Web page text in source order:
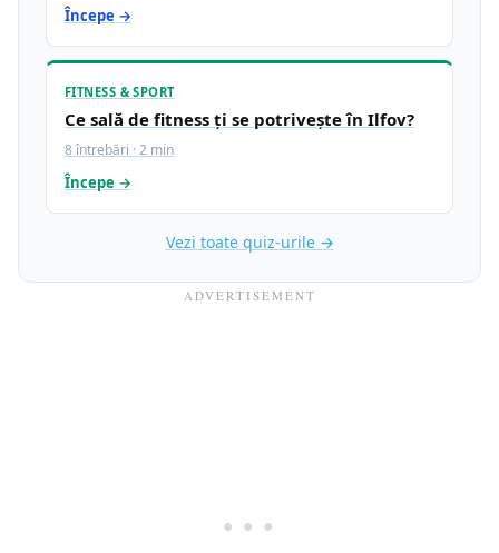
Începe →
FITNESS & SPORT
Ce sală de fitness ți se potrivește în Ilfov?
8 întrebări · 2 min
Începe →
Vezi toate quiz-urile →